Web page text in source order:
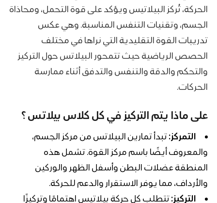
الحركة، تُركز البيلاتيس ويؤكد على قوة التحمل، ومحاذاة
الجسم، وتقنيات التنفس المناسبة. وهي عكس
تدريبات القوة التقليدية التي نراها في مختلف
الحصص الرياضية حيث تتمحور البيلاتس حول التركيز
والتحكم والدقة والتنفس والتدفق أثناء ممارسة
الحركات.
على ماذا يتم التركيز في كل كلاس بيلاتس ؟
التمركز:تبدأ تمارين البيلاتس من مركز الجسم،
والمعروف أيضًا باسم مركز القوة. تشمل هذه
المنطقة عضلات البطن وأسفل الظهر والوركين
والأرداف، مما يوفر الاستقرار والدعم للحركة.
التركيز:تتطلب كل حركة بيلاتيس اهتمامًا وتركيزًا